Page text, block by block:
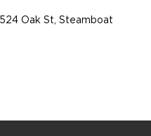
Oak St, Steamboat